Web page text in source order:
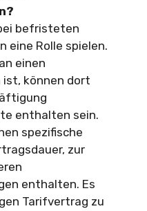
befristeten
eine Rolle spielen.
einen
können dort
enthalten sein.
spezifische
zur
enthalten. Es
Tarifvertrag zu